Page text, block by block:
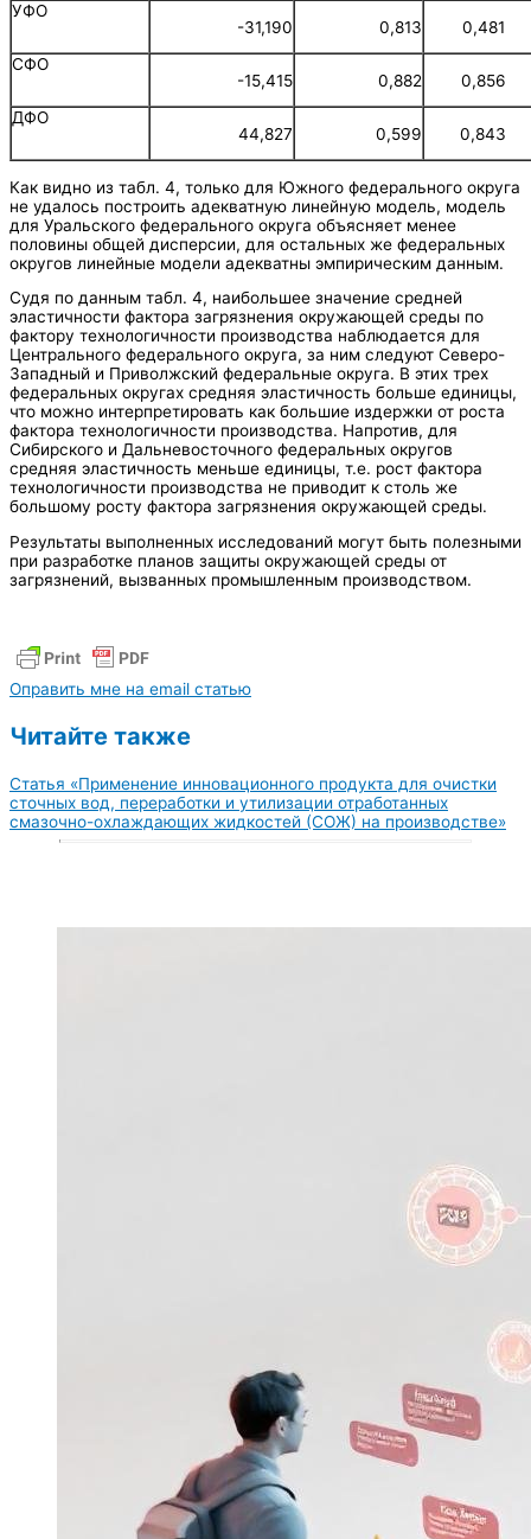
УФО
-31,190
0,813
0,481
СФО
-15,415
0,882
0,856
ДФО
44,827
0,599 0,843
Как видно из табл. 4, только для Южного федерального округа
не удалось построить адекватную линейную модель, модель
для Уральского федерального округа объясняет менее
половины общей дисперсии, для остальных же федеральных
округов линейные модели адекватны эмпирическим данным.
Судя по данным табл. 4, наибольшее значение средней
эластичности фактора загрязнения окружающей среды по
фактору технологичности производства наблюдается для
Центрального федерального округа, за ним следуют Северо-
Западный и Приволжский федеральные округа. В этих трех
федеральных округах средняя эластичность больше единицы,
что можно интерпретировать как большие издержки от роста
фактора технологичности производства. Напротив, для
Сибирского и Дальневосточного федеральных округов
средняя эластичность меньше единицы, т.е. рост фактора
технологичности производства не приводит к столь же
большому росту фактора загрязнения окружающей среды.
Результаты выполненных исследований могут быть полезными
при разработке планов защиты окружающей среды от
загрязнений, вызванных промышленным производством.
Оправить мне на email статью
Читайте также
Статья «Применение инновационного продукта для очистки
сточных вод, переработки и утилизации отработанных
смазочно-охлаждающих жидкостей (СОЖ) на производстве»